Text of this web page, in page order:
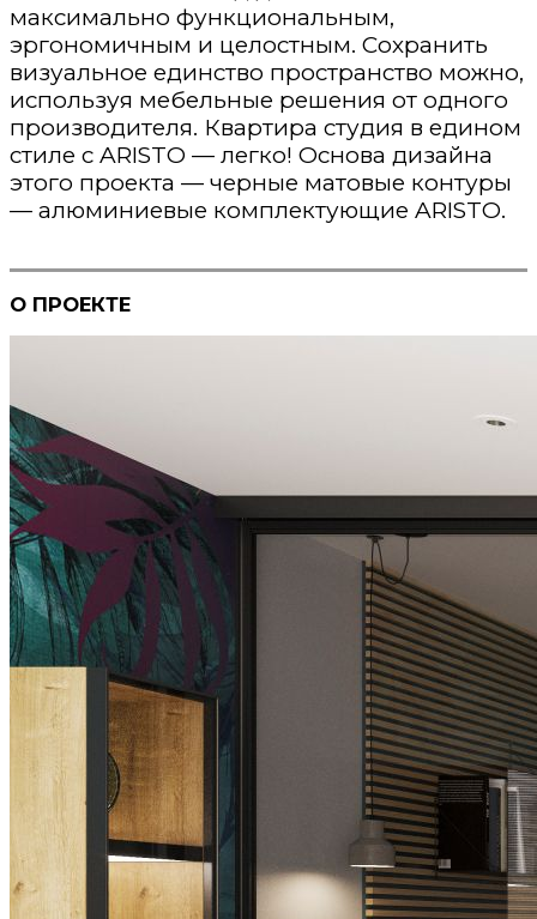
максимально функциональным,
эргономичным и целостным. Сохранить
визуальное единство пространство можно,
используя мебельные решения от одного
производителя. Квартира студия в едином
стиле с ARISTO — легко! Основа дизайна
этого проекта — черные матовые контуры
— алюминиевые комплектующие ARISTO.
О ПРОЕКТЕ